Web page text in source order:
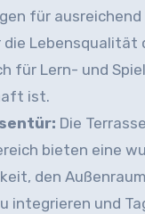
für
Lebensqualität
für Lern- und
ist.
Die
bieten eine
den
integrieren und